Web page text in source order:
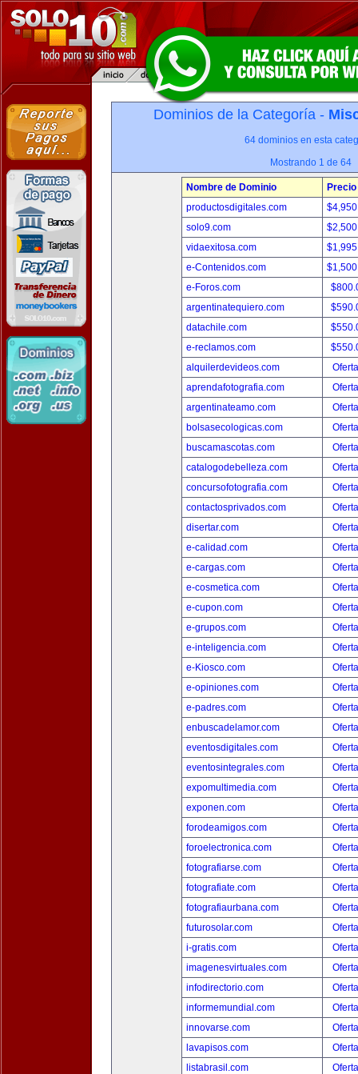
Dominios de la Categoría -
64 dominios en esta
Mostrando 1 de 64
Nombre de Dominio
Precio
productosdigitales.com
solo9.com
vidaexitosa.com
e-Contenidos.com
e-Foros.com
argentinatequiero.com
datachile.com
e-reclamos.com
alquilerdevideos.com
aprendafotografia.com
argentinateamo.com
bolsasecologicas.com
buscamascotas.com
catalogodebelleza.com
concursofotografia.com
contactosprivados.com
disertar.com
e-calidad.com
e-cargas.com
e-cosmetica.com
e-cupon.com
e-grupos.com
e-inteligencia.com
e-Kiosco.com
e-opiniones.com
e-padres.com
enbuscadelamor.com
eventosdigitales.com
eventosintegrales.com
expomultimedia.com
exponen.com
forodeamigos.com
foroelectronica.com
fotografiarse.com
fotografiate.com
fotografiaurbana.com
futurosolar.com
i-gratis.com
imagenesvirtuales.com
infodirectorio.com
informemundial.com
innovarse.com
lavapisos.com
listabrasil.com